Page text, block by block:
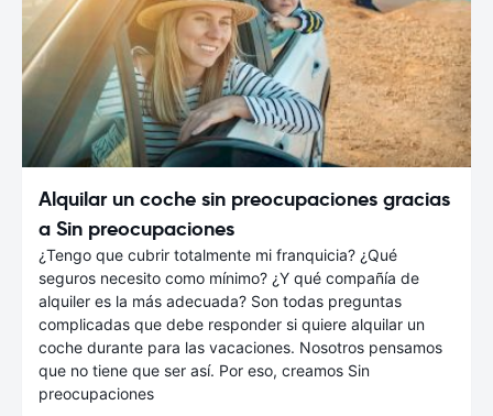
Alquilar un coche sin preocupaciones gracias
a Sin preocupaciones
¿Tengo que cubrir totalmente mi franquicia? ¿Qué
seguros necesito como mínimo? ¿Y qué compañía de
alquiler es la más adecuada? Son todas preguntas
complicadas que debe responder si quiere alquilar un
coche durante para las vacaciones. Nosotros pensamos
que no tiene que ser así. Por eso, creamos Sin
preocupaciones